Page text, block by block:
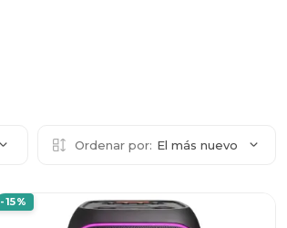
Ordenar por: El más nuevo
-15%